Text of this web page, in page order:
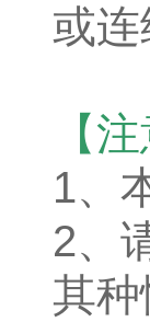
或
【
1、
2、
其